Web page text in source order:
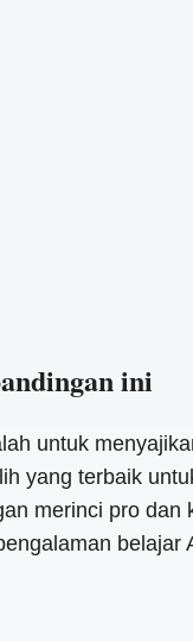
ini
untuk
yang terbaik
merinci pro
belajar